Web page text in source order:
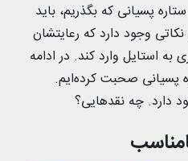
پسیانی که بگذریم، باید
وجود دارد که رعایتشان
به استایل وارد کند. در ادامه
پسیانی صحبت کرده‌ایم.
دارد. چه نقدهایی؟